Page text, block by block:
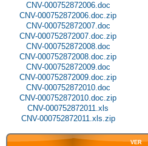
CNV-000752872006.doc
CNV-000752872006.doc.zip
CNV-000752872007.doc
CNV-000752872007.doc.zip
CNV-000752872008.doc
CNV-000752872008.doc.zip
CNV-000752872009.doc
CNV-000752872009.doc.zip
CNV-000752872010.doc
CNV-000752872010.doc.zip
CNV-000752872011.xls
CNV-000752872011.xls.zip
VER